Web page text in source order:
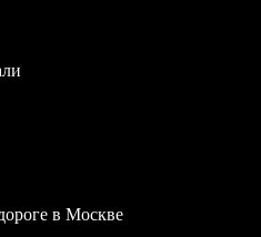
в Москве